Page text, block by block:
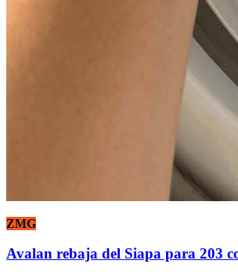
ZMG
Avalan rebaja del Siapa para 203